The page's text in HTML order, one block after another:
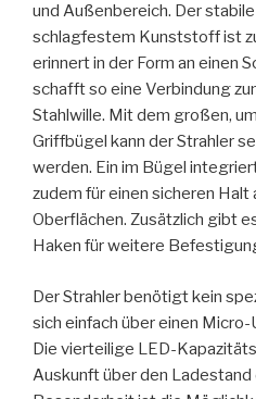
und Außenbereich. Der
schlagfestem Kunststoff ist
erinnert in der Form an einen
schafft so eine Verbindung
Stahlwille. Mit dem großen,
Griffbügel kann der Strahler
werden. Ein im Bügel
zudem für einen sicheren Halt
Oberflächen. Zusätzlich gibt
Haken für weitere
Der Strahler benötigt kein
sich einfach über einen
Die vierteilige LED-
Auskunft über den Ladestand